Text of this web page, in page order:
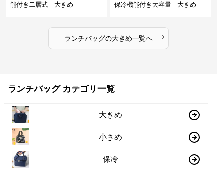
能付き二層式 大きめ
保冷機能付き大容量 大きめ
ランチバッグの大きめ一覧へ ›
ランチバッグ カテゴリ一覧
大きめ
小さめ
保冷